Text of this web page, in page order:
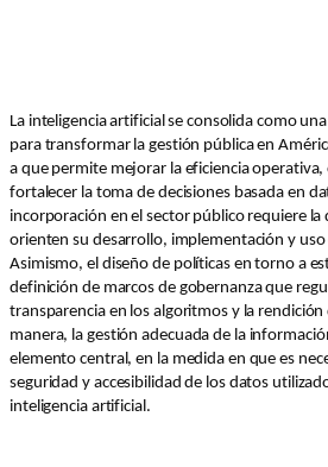
La inteligencia artificial se consolida como
para transformar la gestión pública en
a que permite mejorar la eficiencia
fortalecer la toma de decisiones basada en
incorporación en el sector público requiere
orienten su desarrollo, implementación y
Asimismo, el diseño de políticas en torno a
definición de marcos de gobernanza que
transparencia en los algoritmos y la rendición
manera, la gestión adecuada de la
elemento central, en la medida en que es
seguridad y accesibilidad de los datos
inteligencia artificial.